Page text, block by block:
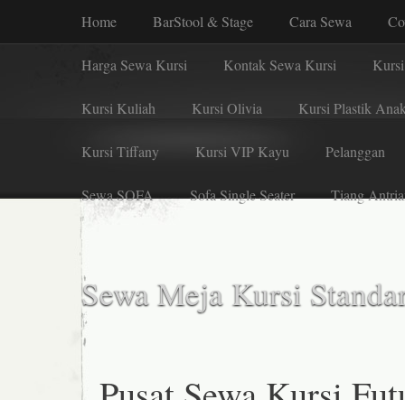
Home BarStool & Stage Cara Sewa
Harga Sewa Kursi Kontak Sewa Kursi
Kursi Kuliah Kursi Olivia Kursi Plastik
Kursi Tiffany Kursi VIP Kayu Pelanggan
Sewa SOFA Sofa Single Seater Tiang
Sewa Meja Kursi